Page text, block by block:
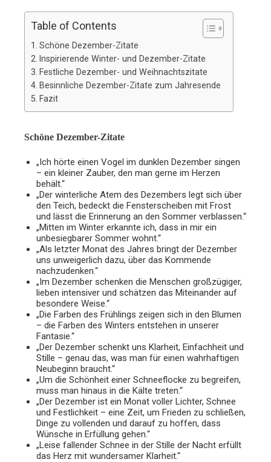
Table of Contents
Schöne Dezember-Zitate
Inspirierende Winter- und Dezember-Zitate
Festliche Dezember- und Weihnachtszitate
Besinnliche Dezember-Zitate zum Jahresende
Fazit
Schöne Dezember-Zitate
„Ich hörte einen Vogel im dunklen Dezember singen
– ein kleiner Zauber, den man gerne im Herzen
behält.“
„Der winterliche Atem des Dezembers legt sich über
den Teich, bedeckt die Fensterscheiben mit Frost
und lässt die Erinnerung an den Sommer verblassen.“
„Mitten im Winter erkannte ich, dass in mir ein
unbesiegbarer Sommer wohnt.“
„Als letzter Monat des Jahres bringt der Dezember
uns unweigerlich dazu, über das Kommende
nachzudenken.“
„Im Dezember schenken die Menschen großzügiger,
lieben intensiver und schätzen das Miteinander auf
besondere Weise.“
„Die Farben des Frühlings zeigen sich in den Blumen
– die Farben des Winters entstehen in unserer
Fantasie.“
„Der Dezember schenkt uns Klarheit, Einfachheit und
Stille – genau das, was man für einen wahrhaftigen
Neubeginn braucht.“
„Um die Schönheit einer Schneeflocke zu begreifen,
muss man hinaus in die Kälte treten.“
„Der Dezember ist ein Monat voller Lichter, Schnee
und Festlichkeit – eine Zeit, um Frieden zu schließen,
Dinge zu vollenden und darauf zu hoffen, dass
Wünsche in Erfüllung gehen.“
„Leise fallender Schnee in der Stille der Nacht erfüllt
das Herz mit wundersamer Klarheit.“